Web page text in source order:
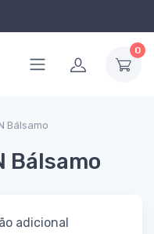
0
Bálsamo
Bálsamo
adicional